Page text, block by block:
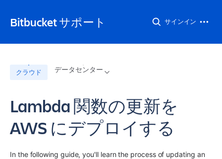
Bitbucket サポート サインイン
クラウド データセンター
Lambda 関数の更新を
AWS にデプロイする
In the following guide, you'll learn the process of updating an